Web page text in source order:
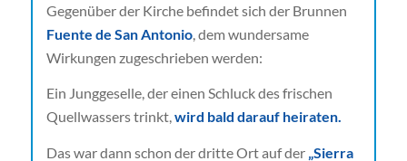
Gegenüber der Kirche befindet sich der Brunnen
Fuente de San Antonio, dem wundersame
Wirkungen zugeschrieben werden:
Ein Junggeselle, der einen Schluck des frischen
Quellwassers trinkt,wird bald darauf heiraten.
Das war dann schon der dritte Ort auf der „Sierra